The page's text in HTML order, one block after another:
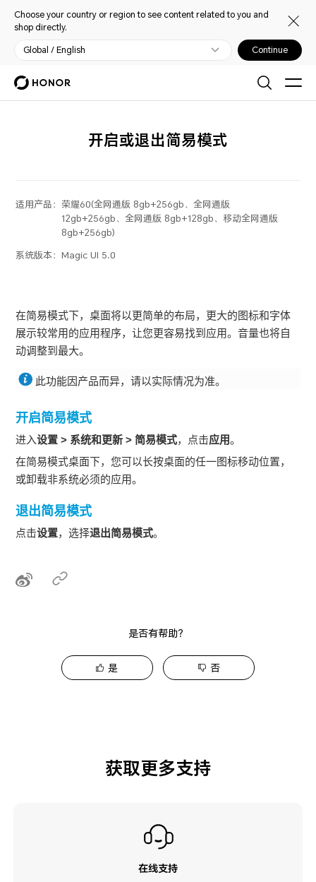
Choose your country or region to see content related to you and
shop directly.
Global / English Continue
开启或退出简易模式
适用产品： 荣耀60(全网通版 8gb+256gb、全网通版
12gb+256gb、全网通版 8gb+128gb、移动全网通版
8gb+256gb)
系统版本：Magic UI 5.0
在简易模式下，桌面将以更简单的布局，更大的图标和字体
展示较常用的应用程序，让您更容易找到应用。音量也将自
动调整到最大。
此功能因产品而异，请以实际情况为准。
开启简易模式
进入设置 > 系统和更新 >简易模式，点击应用。
在简易模式桌面下，您可以长按桌面的任一图标移动位置，
或卸载非系统必须的应用。
退出简易模式
点击设置，选择退出简易模式。
是否有帮助？
是 否
获取更多支持
在线支持